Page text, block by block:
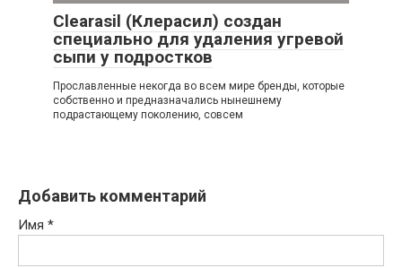
Clearasil (Клерасил) создан
специально для удаления угревой
сыпи у подростков
Прославленные некогда во всем мире бренды, которые
собственно и предназначались нынешнему
подрастающему поколению, совсем
Добавить комментарий
Имя *